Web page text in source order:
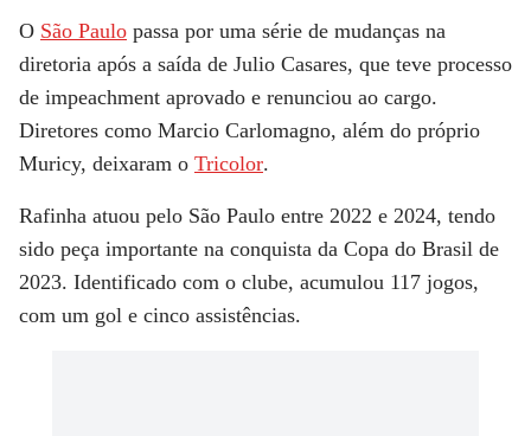
O São Paulo passa por uma série de mudanças na
diretoria após a saída de Julio Casares, que teve processo
de impeachment aprovado e renunciou ao cargo.
Diretores como Marcio Carlomagno, além do próprio
Muricy, deixaram o Tricolor.
Rafinha atuou pelo São Paulo entre 2022 e 2024, tendo
sido peça importante na conquista da Copa do Brasil de
2023. Identificado com o clube, acumulou 117 jogos,
com um gol e cinco assistências.